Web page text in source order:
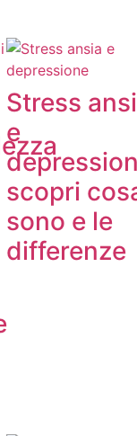
Stress
e
scopri
sono e le
differenze